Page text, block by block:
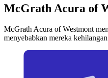
McGrath Acura of
McGrath Acura of Westmont
menyebabkan mereka